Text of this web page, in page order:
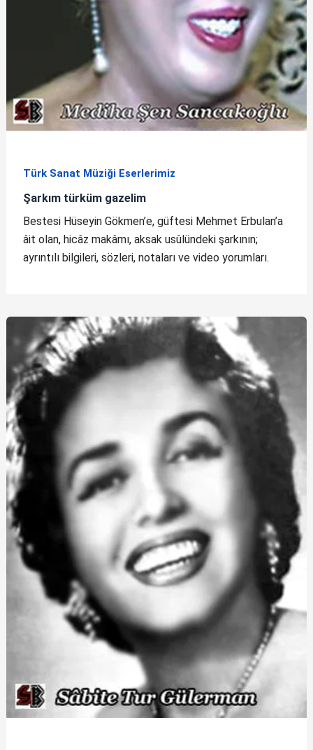
Türk Sanat Müziği Eserlerimiz
Şarkım türküm gazelim
Bestesi Hüseyin Gökmen’e, güftesi Mehmet Erbulan’a
âit olan, hicâz makâmı, aksak usûlündeki şarkının;
ayrıntılı bilgileri, sözleri, notaları ve video yorumları.